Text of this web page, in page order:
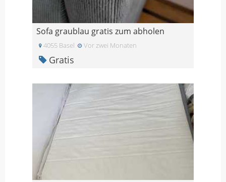
Sofa graublau gratis zum abholen
4055 Basel Vor zwei Monaten
Gratis